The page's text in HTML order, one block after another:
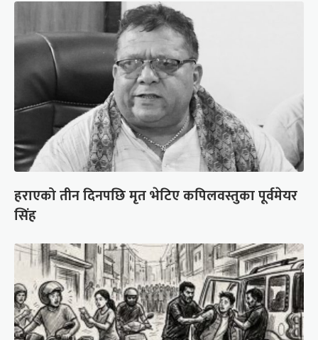
हराएको तीन दिनपछि मृत भेटिए कपिलवस्तुका पूर्वमेयर
सिंह